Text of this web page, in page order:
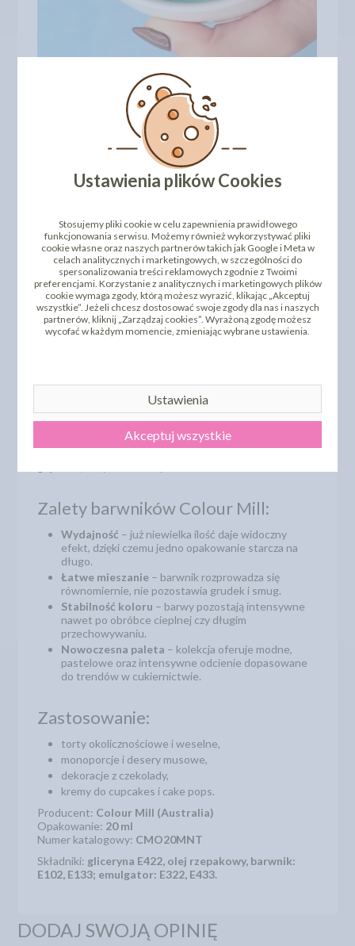
Barwnik olejowy Colour Mill
Barwniki Colour Millto profesjonalne barwniki w płynie
stworzone specjalnie do barwienia produktów
zawierających tłuszcz, takich jak:
masła kremowe,
masy cukrowe,
ganache,
polewy czekoladowe,
Unikalna formuła oparta na rozpuszczalnych w oleju
pigmentach sprawia, że barwnik doskonale łączy się z
tłuszczem, co pozwala uzyskać wyjątkowo intensywne i
barwników żelowych, które często są „odpychane” przez
Zalety barwników Colour Mill:
Wydajność – już niewielka ilość daje widoczny
efekt, dzięki czemu jedno opakowanie starcza na
długo.
Łatwe mieszanie – barwnik rozprowadza się
równomiernie, nie pozostawia grudek i smug.
Stabilność koloru – barwy pozostają intensywne
nawet po obróbce cieplnej czy długim
przechowywaniu.
Nowoczesna paleta – kolekcja oferuje modne,
pastelowe oraz intensywne odcienie dopasowane
do trendów w cukiernictwie.
Zastosowanie:
torty okolicznościowe i weselne,
monoporcje i desery musowe,
dekoracje z czekolady,
kremy do cupcakes i cake pops.
Producent: Colour Mill (Australia)
Opakowanie: 20 ml
Numer katalogowy: CMO20MNT
Składniki: gliceryna E422, olej rzepakowy, barwnik:
E102, E133; emulgator: E322, E433.
DODAJ SWOJĄ OPINIĘ
Ustawienia plików Cookies
Stosujemy pliki cookie w celu zapewnienia prawidłowego
funkcjonowania serwisu. Możemy również wykorzystywać pliki
cookie własne oraz naszych partnerów takich jak Google i Meta w
celach analitycznych i marketingowych, w szczególności do
spersonalizowania treści reklamowych zgodnie z Twoimi
preferencjami. Korzystanie z analitycznych i marketingowych plików
cookie wymaga zgody, którą możesz wyrazić, klikając „Akceptuj
wszystkie”. Jeżeli chcesz dostosować swoje zgody dla nas i naszych
partnerów, kliknij „Zarządzaj cookies”. Wyrażoną zgodę możesz
wycofać w każdym momencie, zmieniając wybrane ustawienia.
Ustawienia
Akceptuj wszystkie